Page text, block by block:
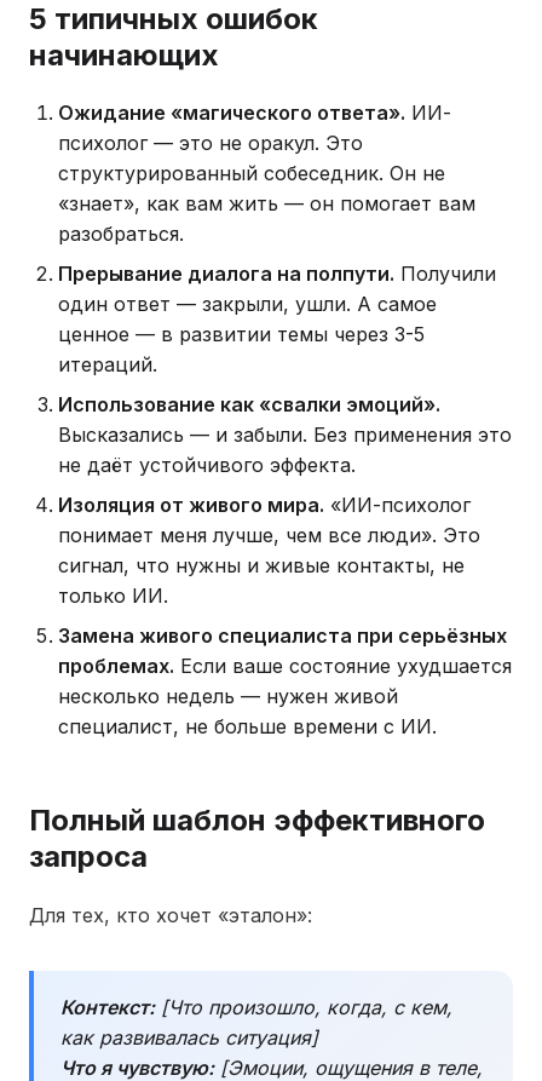
5 типичных ошибок
начинающих
Ожидание «магического ответа». ИИ-
психолог — это не оракул. Это
структурированный собеседник. Он не
«знает», как вам жить — он помогает вам
разобраться.
Прерывание диалога на полпути. Получили
один ответ — закрыли, ушли. А самое
ценное — в развитии темы через 3-5
итераций.
Использование как «свалки эмоций».
Высказались — и забыли. Без применения это
не даёт устойчивого эффекта.
Изоляция от живого мира. «ИИ-психолог
понимает меня лучше, чем все люди». Это
сигнал, что нужны и живые контакты, не
только ИИ.
Замена живого специалиста при серьёзных
проблемах. Если ваше состояние ухудшается
несколько недель — нужен живой
специалист, не больше времени с ИИ.
Полный шаблон эффективного
запроса
Для тех, кто хочет «эталон»:
Контекст:[Что произошло, когда, с кем,
как развивалась ситуация]
Что я чувствую:[Эмоции, ощущения в теле,